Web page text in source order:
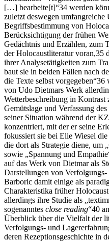
[…] bearbeite[t]“34 werden
zuletzt deswegen umfangreiche
Begriffsbestimmung von
Berücksichtigung der frühen
Gedächtnis und Erzählen, zum
der Holocaustliteratur voran,35
ihrer Analysetätigkeiten zum
baut sie in beiden Fällen nach
die Texte selbst vorgegeben“36
von Udo Dietmars Werk
Wetterbeschreibung in
Gemütslage und Verfassung
seiner Situation während derKZ
konzentriert, mit der er seine
fokussiert sie bei Elie Wiesel
die dort als Strategie diene, um
sowie „Spannung und
auf das Werk von Dietmar als
Darstellungen von
Barboric damit einige als
Charakteristika früher
allerdings ihre Studie als
sogenanntes close reading“40
Überblick über die Vielfalt der
Verfolgungs- und
deren Rezeptionsgeschichte in